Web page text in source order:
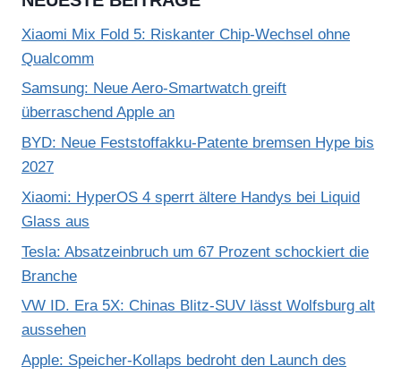
Xiaomi Mix Fold 5: Riskanter Chip-Wechsel ohne
Qualcomm
Samsung: Neue Aero-Smartwatch greift
überraschend Apple an
BYD: Neue Feststoffakku-Patente bremsen Hype bis
2027
Xiaomi: HyperOS 4 sperrt ältere Handys bei Liquid
Glass aus
Tesla: Absatzeinbruch um 67 Prozent schockiert die
Branche
VW ID. Era 5X: Chinas Blitz-SUV lässt Wolfsburg alt
aussehen
Apple: Speicher-Kollaps bedroht den Launch des